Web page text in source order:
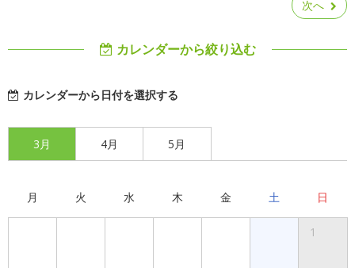
次へ
カレンダーから絞り込む
カレンダーから日付を選択する
3月 4月 5月
月 火 水 木 金 土 日
1